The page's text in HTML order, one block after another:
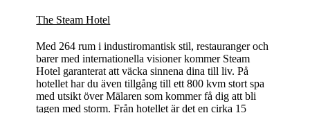
The Steam Hotel
Med 264 rum i industiromantisk stil, restauranger och
barer med internationella visioner kommer Steam
Hotel garanterat att väcka sinnena dina till liv. På
hotellet har du även tillgång till ett 800 kvm stort spa
med utsikt över Mälaren som kommer få dig att bli
tagen med storm. Från hotellet är det en cirka 15